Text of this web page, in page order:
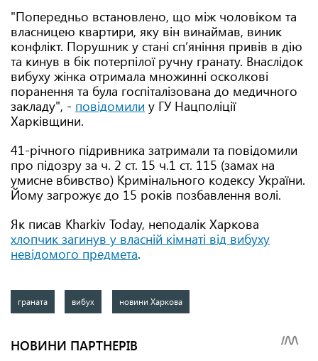
"Попередньо встановлено, що між чоловіком та
власницею квартири, яку він винаймав, виник
конфлікт. Порушник у стані сп’яніння привів в дію
та кинув в бік потерпілої ручну гранату. Внаслідок
вибуху жінка отримала множинні осколкові
поранення та була госпіталізована до медичного
закладу", - повідомили у ГУ Нацполіції
Харківщини.
41-річного підривника затримали та повідомили
про підозру за ч. 2 ст. 15 ч.1 ст. 115 (замах на
умисне вбивство) Кримінального кодексу України.
Йому загрожує до 15 років позбавлення волі.
Як писав Kharkiv Today, неподалік Харкова
хлопчик загинув у власній кімнаті від вибуху
невідомого предмета.
граната вибух новини Харкова